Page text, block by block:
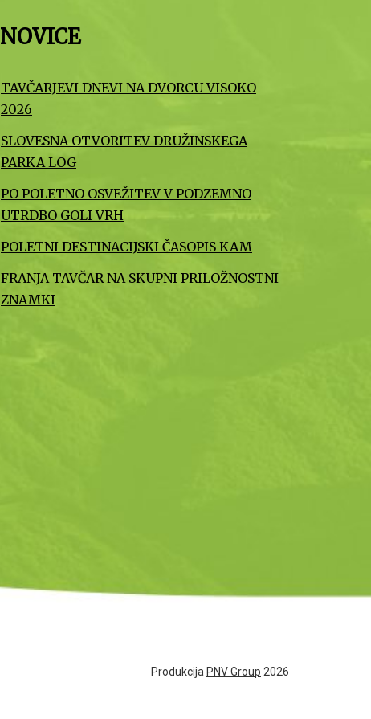
NOVICE
TAVČARJEVI DNEVI NA DVORCU VISOKO
2026
SLOVESNA OTVORITEV DRUŽINSKEGA
PARKA LOG
PO POLETNO OSVEŽITEV V PODZEMNO
UTRDBO GOLI VRH
POLETNI DESTINACIJSKI ČASOPIS KAM
FRANJA TAVČAR NA SKUPNI PRILOŽNOSTNI
ZNAMKI
Produkcija PNV Group 2026